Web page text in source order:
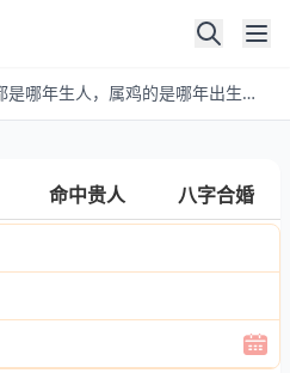
属相属鸡都是哪年生人，属鸡的是哪年出生？鸡年出生的人的命运，属鸡的命运
命中贵人 八字合婚